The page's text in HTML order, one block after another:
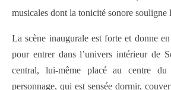
musicales dont la tonicité sonore souligne
La scène inaugurale est forte et donne
pour entrer dans l’univers intérieur de
central, lui-même placé au centre du
personnage, qui est sensée dormir,